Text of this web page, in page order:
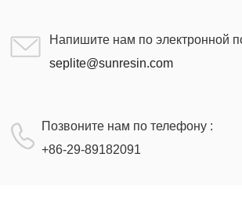
Напишите нам по электронной
seplite@sunresin.com
Позвоните нам по телефону :
+86-29-89182091